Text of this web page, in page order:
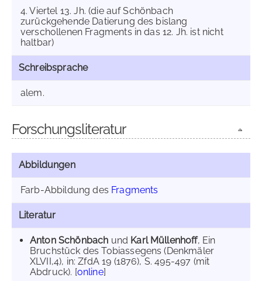
4. Viertel 13. Jh. (die auf Schönbach
zurückgehende Datierung des bislang
verschollenen Fragments in das 12. Jh. ist nicht
haltbar)
Schreibsprache
alem.
Forschungsliteratur
Abbildungen
Farb-Abbildung des Fragments
Literatur
Anton Schönbach und Karl Müllenhoff, Ein
Bruchstück des Tobiassegens (Denkmäler
XLVII,4), in: ZfdA 19 (1876), S. 495-497 (mit
Abdruck). [online]